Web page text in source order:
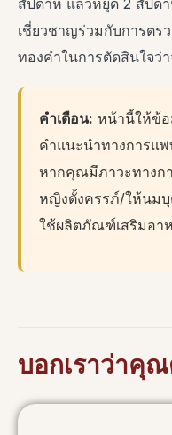
สัปดาห์ แล้วหยุด 2 สัปด
เชี่ยวชาญร่วมกับการตร
ทองคำในการตัดสินใจว่
คำเตือน: หน้านี้ให้ข้อ
คำแนะนำทางการแ
หากคุณมีภาวะทางก
หญิงตั้งครรภ์/ให้นม
ใช้ผลิตภัณฑ์เสริมอา
บอกเราว่าคุ